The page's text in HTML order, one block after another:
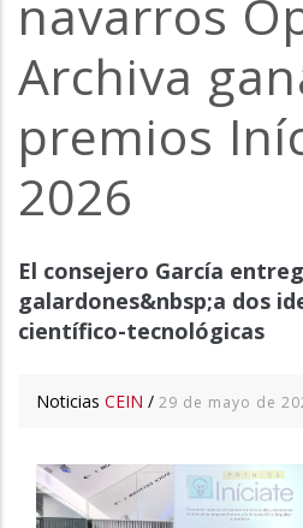
a
la
navarros
Archiva
premios
2026
El consejero García
galardones&nbsp;a dos
científico-tecnológicas
Noticias CEIN / 29 de mayo de